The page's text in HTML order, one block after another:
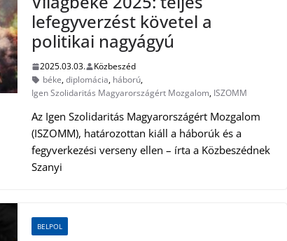
lefegyverzést követel a
politikai nagyágyú
2025.03.03.
Közbeszéd
béke,diplomácia, háború,
Igen Szolidaritás Magyarországért Mozgalom, ISZOMM
Az Igen Szolidaritás Magyarországért Mozgalom
(ISZOMM), határozottan kiáll a háborúk és a
fegyverkezési verseny ellen – írta a Közbeszédnek
Szanyi
BELPOL